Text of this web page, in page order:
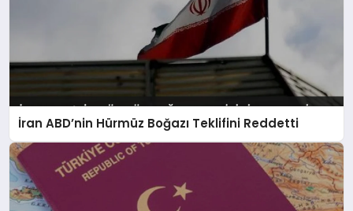
İran ABD’nin Hürmüz Boğazı Teklifini Reddetti